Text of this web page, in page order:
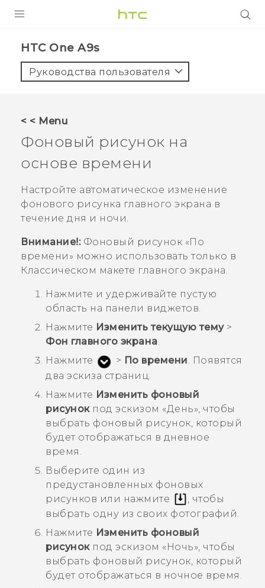
5G
VIVERSE
ПОДДЕРЖКА
HTC One A9s‎
Руководства пользователя
< < Menu
Фоновый рисунок на
основе времени
Настройте автоматическое изменение
фонового рисунка главного экрана в
течение дня и ночи.
Внимание!:Фоновый рисунок «По
времени » можно использовать только в
Классическом макете главного экрана.
Нажмите и удерживайте пустую
область на панели виджетов.
Нажмите Изменить текущую тему>
Фон главного экрана.
Нажмите
> По времени. Появятся
два эскиза страниц.
Нажмите Изменить фоновый
рисунокпод эскизом «День», чтобы
выбрать фоновый рисунок, который
будет отображаться в дневное
время.
Выберите один из
предустановленных фоновых
рисунков или нажмите
, чтобы
выбрать одну из своих фотографий.
Нажмите Изменить фоновый
рисунокпод эскизом «Ночь», чтобы
выбрать фоновый рисунок, который
будет отображаться в ночное время.